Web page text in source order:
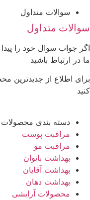
سوالات متداول
متداول
جواب سوال خود را پیدا
در ارتباط باشید
اطلاع از جدیدترین
دسته بندی محصولات
مراقبت پوست
مراقبت مو
بهداشت بانوان
بهداشت آقایان
بهداشت دهان
محصولات آرایشی